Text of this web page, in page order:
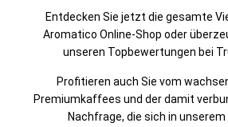
Entdecken Sie jetzt die gesamte
Aromatico Online-Shop oder
unseren Topbewertungen bei
Profitieren auch Sie vom
Premiumkaffees und der damit
Nachfrage, die sich in unserem